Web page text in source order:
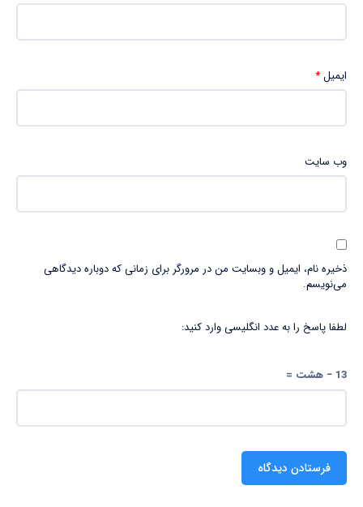
ایمیل*
وب‌ سایت
ذخیره نام، ایمیل و وبسایت من در مرورگر برای زمانی که دوباره دیدگاهی
می‌نویسم.
لطفا پاسخ را به عدد انگلیسی وارد کنید:
13 − هشت =